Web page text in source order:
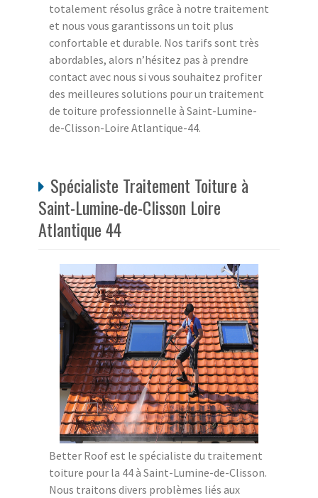
totalement résolus grâce à notre traitement
et nous vous garantissons un toit plus
confortable et durable. Nos tarifs sont très
abordables, alors n’hésitez pas à prendre
contact avec nous si vous souhaitez profiter
des meilleures solutions pour un traitement
de toiture professionnelle à Saint-Lumine-
de-Clisson-Loire Atlantique-44.
Spécialiste Traitement Toiture à
Saint-Lumine-de-Clisson Loire
Atlantique 44
Better Roof est le spécialiste du traitement
toiture pour la 44 à Saint-Lumine-de-Clisson.
Nous traitons divers problèmes liés aux